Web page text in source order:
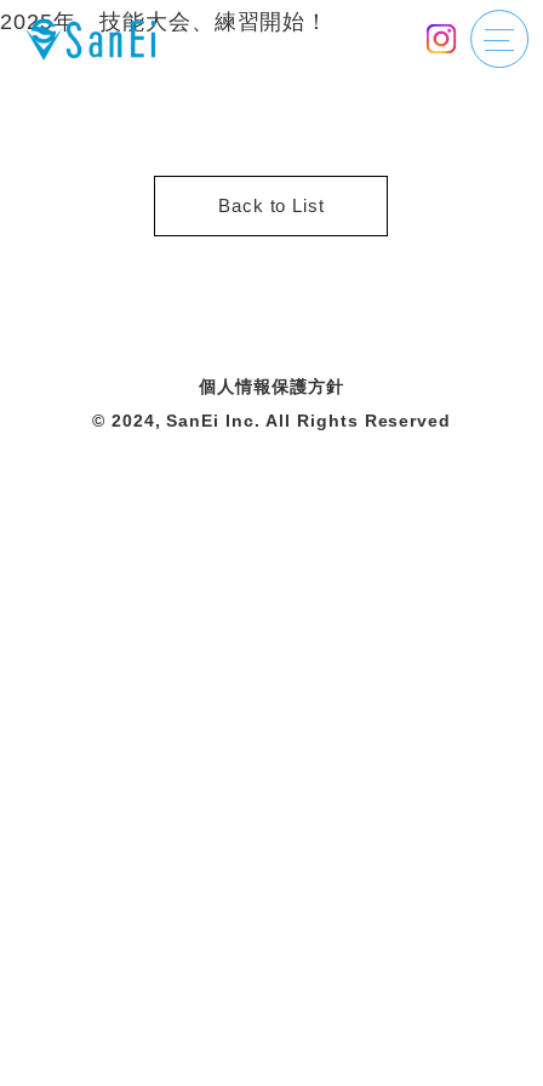
2025年 技能大会、練習開始！
Back to List
個人情報保護方針
© 2024, SanEi Inc. All Rights Reserved